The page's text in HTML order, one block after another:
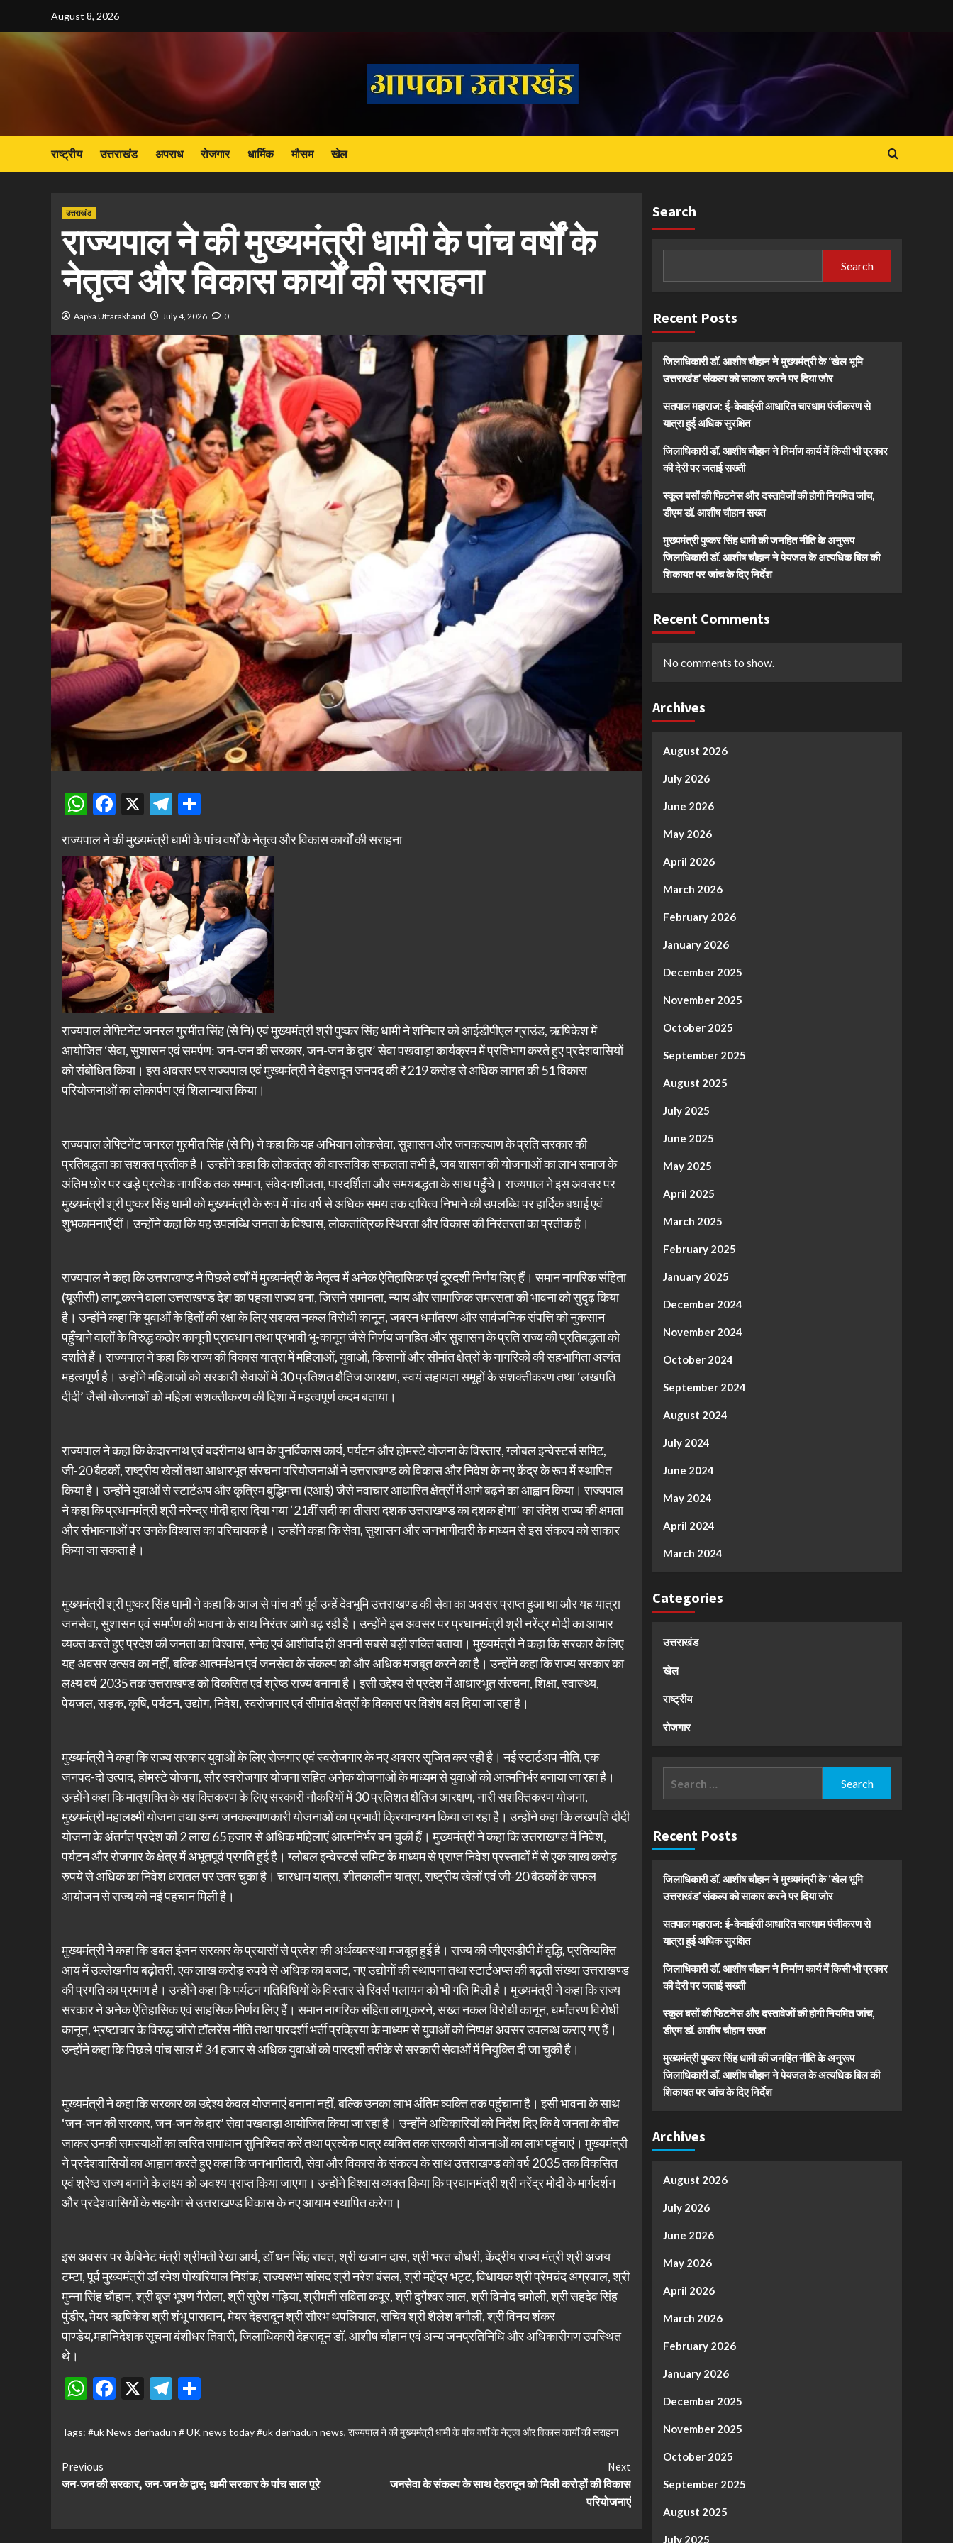
content
August 8, 2026
राष्ट्रीय उत्तराखंड अपराध रोजगार धार्मिक मौसम खेल
उत्तराखंड
राज्यपाल ने की मुख्यमंत्री धामी के पांच वर्षों के
नेतृत्व और विकास कार्यों की सराहना
Aapka Uttarakhand July 4, 2026 0
WhatsApp
Facebook
X Telegram
राज्यपाल ने की मुख्यमंत्री धामी के पांच वर्षों के नेतृत्व और विकास कार्यों की सराहना
राज्यपाल लेफ्टिनेंट जनरल गुरमीत सिंह (से नि) एवं मुख्यमंत्री श्री पुष्कर सिंह धामी ने शनिवार को आईडीपीएल ग्राउंड, ऋषिकेश में
आयोजित ‘सेवा, सुशासन एवं समर्पण: जन-जन की सरकार, जन-जन के द्वार’ सेवा पखवाड़ा कार्यक्रम में प्रतिभाग करते हुए प्रदेशवासियों
को संबोधित किया। इस अवसर पर राज्यपाल एवं मुख्यमंत्री ने देहरादून जनपद की ₹219 करोड़ से अधिक लागत की 51 विकास
परियोजनाओं का लोकार्पण एवं शिलान्यास किया।
राज्यपाल लेफ्टिनेंट जनरल गुरमीत सिंह (से नि) ने कहा कि यह अभियान लोकसेवा, सुशासन और जनकल्याण के प्रति सरकार की
प्रतिबद्धता का सशक्त प्रतीक है। उन्होंने कहा कि लोकतंत्र की वास्तविक सफलता तभी है, जब शासन की योजनाओं का लाभ समाज के
अंतिम छोर पर खड़े प्रत्येक नागरिक तक सम्मान, संवेदनशीलता, पारदर्शिता और समयबद्धता के साथ पहुँचे। राज्यपाल ने इस अवसर पर
मुख्यमंत्री श्री पुष्कर सिंह धामी को मुख्यमंत्री के रूप में पांच वर्ष से अधिक समय तक दायित्व निभाने की उपलब्धि पर हार्दिक बधाई एवं
शुभकामनाएँ दीं। उन्होंने कहा कि यह उपलब्धि जनता के विश्वास, लोकतांत्रिक स्थिरता और विकास की निरंतरता का प्रतीक है।
राज्यपाल ने कहा कि उत्तराखण्ड ने पिछले वर्षों में मुख्यमंत्री के नेतृत्व में अनेक ऐतिहासिक एवं दूरदर्शी निर्णय लिए हैं। समान नागरिक संहिता
(यूसीसी) लागू करने वाला उत्तराखण्ड देश का पहला राज्य बना, जिसने समानता, न्याय और सामाजिक समरसता की भावना को सुदृढ़ किया
है। उन्होंने कहा कि युवाओं के हितों की रक्षा के लिए सशक्त नकल विरोधी कानून, जबरन धर्मांतरण और सार्वजनिक संपत्ति को नुकसान
पहुँचाने वालों के विरुद्ध कठोर कानूनी प्रावधान तथा प्रभावी भू-कानून जैसे निर्णय जनहित और सुशासन के प्रति राज्य की प्रतिबद्धता को
दर्शाते हैं। राज्यपाल ने कहा कि राज्य की विकास यात्रा में महिलाओं, युवाओं, किसानों और सीमांत क्षेत्रों के नागरिकों की सहभागिता अत्यंत
महत्वपूर्ण है। उन्होंने महिलाओं को सरकारी सेवाओं में 30 प्रतिशत क्षैतिज आरक्षण, स्वयं सहायता समूहों के सशक्तीकरण तथा ‘लखपति
दीदी’ जैसी योजनाओं को महिला सशक्तीकरण की दिशा में महत्वपूर्ण कदम बताया।
राज्यपाल ने कहा कि केदारनाथ एवं बदरीनाथ धाम के पुनर्विकास कार्य, पर्यटन और होमस्टे योजना के विस्तार, ग्लोबल इन्वेस्टर्स समिट,
जी-20 बैठकों, राष्ट्रीय खेलों तथा आधारभूत संरचना परियोजनाओं ने उत्तराखण्ड को विकास और निवेश के नए केंद्र के रूप में स्थापित
किया है। उन्होंने युवाओं से स्टार्टअप और कृत्रिम बुद्धिमत्ता (एआई) जैसे नवाचार आधारित क्षेत्रों में आगे बढ़ने का आह्वान किया। राज्यपाल
ने कहा कि प्रधानमंत्री श्री नरेन्द्र मोदी द्वारा दिया गया ‘21वीं सदी का तीसरा दशक उत्तराखण्ड का दशक होगा’ का संदेश राज्य की क्षमता
और संभावनाओं पर उनके विश्वास का परिचायक है। उन्होंने कहा कि सेवा, सुशासन और जनभागीदारी के माध्यम से इस संकल्प को साकार
किया जा सकता है।
मुख्यमंत्री श्री पुष्कर सिंह धामी ने कहा कि आज से पांच वर्ष पूर्व उन्हें देवभूमि उत्तराखण्ड की सेवा का अवसर प्राप्त हुआ था और यह यात्रा
जनसेवा, सुशासन एवं समर्पण की भावना के साथ निरंतर आगे बढ़ रही है। उन्होंने इस अवसर पर प्रधानमंत्री श्री नरेंद्र मोदी का आभार
व्यक्त करते हुए प्रदेश की जनता का विश्वास, स्नेह एवं आशीर्वाद ही अपनी सबसे बड़ी शक्ति बताया। मुख्यमंत्री ने कहा कि सरकार के लिए
यह अवसर उत्सव का नहीं, बल्कि आत्ममंथन एवं जनसेवा के संकल्प को और अधिक मजबूत करने का है। उन्होंने कहा कि राज्य सरकार का
लक्ष्य वर्ष 2035 तक उत्तराखण्ड को विकसित एवं श्रेष्ठ राज्य बनाना है। इसी उद्देश्य से प्रदेश में आधारभूत संरचना, शिक्षा, स्वास्थ्य,
पेयजल, सड़क, कृषि, पर्यटन, उद्योग, निवेश, स्वरोजगार एवं सीमांत क्षेत्रों के विकास पर विशेष बल दिया जा रहा है।
मुख्यमंत्री ने कहा कि राज्य सरकार युवाओं के लिए रोजगार एवं स्वरोजगार के नए अवसर सृजित कर रही है। नई स्टार्टअप नीति, एक
जनपद-दो उत्पाद, होमस्टे योजना, सौर स्वरोजगार योजना सहित अनेक योजनाओं के माध्यम से युवाओं को आत्मनिर्भर बनाया जा रहा है।
उन्होंने कहा कि मातृशक्ति के सशक्तिकरण के लिए सरकारी नौकरियों में 30 प्रतिशत क्षैतिज आरक्षण, नारी सशक्तिकरण योजना,
मुख्यमंत्री महालक्ष्मी योजना तथा अन्य जनकल्याणकारी योजनाओं का प्रभावी क्रियान्वयन किया जा रहा है। उन्होंने कहा कि लखपति दीदी
योजना के अंतर्गत प्रदेश की 2 लाख 65 हजार से अधिक महिलाएं आत्मनिर्भर बन चुकी हैं। मुख्यमंत्री ने कहा कि उत्तराखण्ड में निवेश,
पर्यटन और रोजगार के क्षेत्र में अभूतपूर्व प्रगति हुई है। ग्लोबल इन्वेस्टर्स समिट के माध्यम से प्राप्त निवेश प्रस्तावों में से एक लाख करोड़
रुपये से अधिक का निवेश धरातल पर उतर चुका है। चारधाम यात्रा, शीतकालीन यात्रा, राष्ट्रीय खेलों एवं जी-20 बैठकों के सफल
आयोजन से राज्य को नई पहचान मिली है।
मुख्यमंत्री ने कहा कि डबल इंजन सरकार के प्रयासों से प्रदेश की अर्थव्यवस्था मजबूत हुई है। राज्य की जीएसडीपी में वृद्धि, प्रतिव्यक्ति
आय में उल्लेखनीय बढ़ोतरी, एक लाख करोड़ रुपये से अधिक का बजट, नए उद्योगों की स्थापना तथा स्टार्टअप्स की बढ़ती संख्या उत्तराखण्ड
की प्रगति का प्रमाण है। उन्होंने कहा कि पर्यटन गतिविधियों के विस्तार से रिवर्स पलायन को भी गति मिली है। मुख्यमंत्री ने कहा कि राज्य
सरकार ने अनेक ऐतिहासिक एवं साहसिक निर्णय लिए हैं। समान नागरिक संहिता लागू करने, सख्त नकल विरोधी कानून, धर्मांतरण विरोधी
कानून, भ्रष्टाचार के विरुद्ध जीरो टॉलरेंस नीति तथा पारदर्शी भर्ती प्रक्रिया के माध्यम से युवाओं को निष्पक्ष अवसर उपलब्ध कराए गए हैं।
उन्होंने कहा कि पिछले पांच साल में 34 हजार से अधिक युवाओं को पारदर्शी तरीके से सरकारी सेवाओं में नियुक्ति दी जा चुकी है।
मुख्यमंत्री ने कहा कि सरकार का उद्देश्य केवल योजनाएं बनाना नहीं, बल्कि उनका लाभ अंतिम व्यक्ति तक पहुंचाना है। इसी भावना के साथ
‘जन-जन की सरकार, जन-जन के द्वार’ सेवा पखवाड़ा आयोजित किया जा रहा है। उन्होंने अधिकारियों को निर्देश दिए कि वे जनता के बीच
जाकर उनकी समस्याओं का त्वरित समाधान सुनिश्चित करें तथा प्रत्येक पात्र व्यक्ति तक सरकारी योजनाओं का लाभ पहुंचाएं। मुख्यमंत्री
ने प्रदेशवासियों का आह्वान करते हुए कहा कि जनभागीदारी, सेवा और विकास के संकल्प के साथ उत्तराखण्ड को वर्ष 2035 तक विकसित
एवं श्रेष्ठ राज्य बनाने के लक्ष्य को अवश्य प्राप्त किया जाएगा। उन्होंने विश्वास व्यक्त किया कि प्रधानमंत्री श्री नरेंद्र मोदी के मार्गदर्शन
और प्रदेशवासियों के सहयोग से उत्तराखण्ड विकास के नए आयाम स्थापित करेगा।
इस अवसर पर कैबिनेट मंत्री श्रीमती रेखा आर्य, डॉ धन सिंह रावत, श्री खजान दास, श्री भरत चौधरी, केंद्रीय राज्य मंत्री श्री अजय
टम्टा, पूर्व मुख्यमंत्री डॉ रमेश पोखरियाल निशंक, राज्यसभा सांसद श्री नरेश बंसल, श्री महेंद्र भट्ट, विधायक श्री प्रेमचंद अग्रवाल, श्री
मुन्ना सिंह चौहान, श्री बृज भूषण गैरोला, श्री सुरेश गड़िया, श्रीमती सविता कपूर, श्री दुर्गेश्वर लाल, श्री विनोद चमोली, श्री सहदेव सिंह
पुंडीर, मेयर ऋषिकेश श्री शंभू पासवान, मेयर देहरादून श्री सौरभ थपलियाल, सचिव श्री शैलेश बगौली, श्री विनय शंकर
पाण्डेय,महानिदेशक सूचना बंशीधर तिवारी, जिलाधिकारी देहरादून डॉ. आशीष चौहान एवं अन्य जनप्रतिनिधि और अधिकारीगण उपस्थित
थे।
WhatsApp
Facebook
X Telegram
Tags: #uk News derhadun # UK news today #uk derhadun news, राज्यपाल ने की मुख्यमंत्री धामी के पांच वर्षों के नेतृत्व और विकास कार्यों की सराहना
Continue
Reading
Previous
जन-जन की सरकार, जन-जन के द्वार; धामी सरकार के पांच साल पूरे
Next
जनसेवा के संकल्प के साथ देहरादून को मिली करोड़ों की विकास
परियोजनाएं
Search
Search
Recent Posts
जिलाधिकारी डॉ. आशीष चौहान ने मुख्यमंत्री के ‘खेल भूमि
उत्तराखंड’ संकल्प को साकार करने पर दिया जोर
सतपाल महाराज: ई-केवाईसी आधारित चारधाम पंजीकरण से
यात्रा हुई अधिक सुरक्षित
जिलाधिकारी डॉ. आशीष चौहान ने निर्माण कार्य में किसी भी प्रकार
की देरी पर जताई सख्ती
स्कूल बसों की फिटनेस और दस्तावेजों की होगी नियमित जांच,
डीएम डॉ. आशीष चौहान सख्त
मुख्यमंत्री पुष्कर सिंह धामी की जनहित नीति के अनुरूप
जिलाधिकारी डॉ. आशीष चौहान ने पेयजल के अत्यधिक बिल की
शिकायत पर जांच के दिए निर्देश
Recent Comments
No comments to show.
Archives
August 2026
July 2026
June 2026
May 2026
April 2026
March 2026
February 2026
January 2026
December 2025
November 2025
October 2025
September 2025
August 2025
July 2025
June 2025
May 2025
April 2025
March 2025
February 2025
January 2025
December 2024
November 2024
October 2024
September 2024
August 2024
July 2024
June 2024
May 2024
April 2024
March 2024
Categories
उत्तराखंड
खेल
राष्ट्रीय
रोजगार
Recent Posts
जिलाधिकारी डॉ. आशीष चौहान ने मुख्यमंत्री के ‘खेल भूमि
उत्तराखंड’ संकल्प को साकार करने पर दिया जोर
सतपाल महाराज: ई-केवाईसी आधारित चारधाम पंजीकरण से
यात्रा हुई अधिक सुरक्षित
जिलाधिकारी डॉ. आशीष चौहान ने निर्माण कार्य में किसी भी प्रकार
की देरी पर जताई सख्ती
स्कूल बसों की फिटनेस और दस्तावेजों की होगी नियमित जांच,
डीएम डॉ. आशीष चौहान सख्त
मुख्यमंत्री पुष्कर सिंह धामी की जनहित नीति के अनुरूप
जिलाधिकारी डॉ. आशीष चौहान ने पेयजल के अत्यधिक बिल की
शिकायत पर जांच के दिए निर्देश
Archives
August 2026
July 2026
June 2026
May 2026
April 2026
March 2026
February 2026
January 2026
December 2025
November 2025
October 2025
September 2025
August 2025
July 2025